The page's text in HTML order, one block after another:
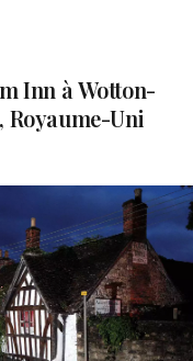
Inn à Wotton-
Royaume-Uni